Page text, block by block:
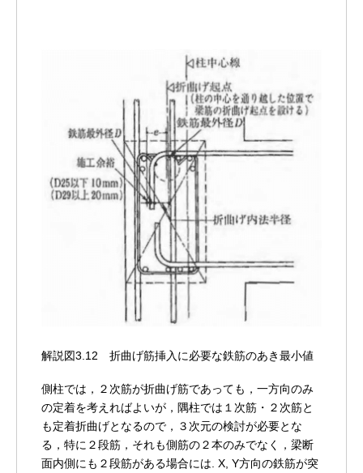
解説図3.12 折曲げ筋挿入に必要な鉄筋のあき最小値
側柱では，２次筋が折曲げ筋であっても，一方向のみ
の定着を考えればよいが，隅柱では１次筋・２次筋と
も定着折曲げとなるので，３次元の検討が必要とな
る，特に２段筋，それも側筋の２本のみでなく，梁断
面内側にも２段筋がある場合には. X, Y方向の鉄筋が突